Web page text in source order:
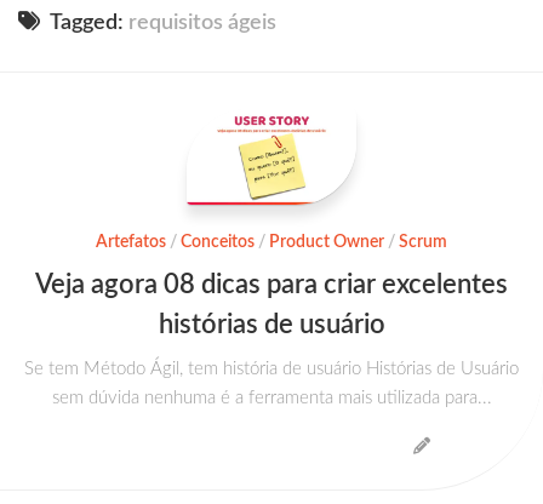
Tagged: requisitos ágeis
Artefatos / Conceitos / Product Owner / Scrum
Veja agora 08 dicas para criar excelentes
histórias de usuário
Se tem Método Ágil, tem história de usuário Histórias de Usuário
sem dúvida nenhuma é a ferramenta mais utilizada para...